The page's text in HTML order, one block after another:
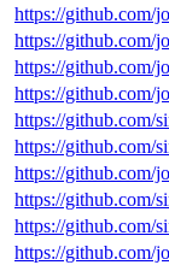
https://github.com/
https://github.com/
https://github.com/
https://github.com/
https://github.com/
https://github.com/
https://github.com/
https://github.com/
https://github.com/
https://github.com/